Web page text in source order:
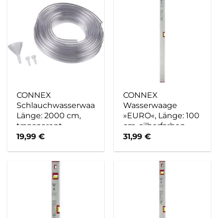
CONNEX
Schlauchwasserwaage,
Länge: 2000 cm,
transparent
19,99€
CONNEX
Wasserwaage
»EURO«, Länge: 100
cm, silberfarben
31,99€